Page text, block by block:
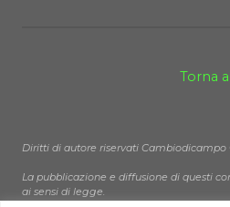
Torna a
Diritti di autore riservati Cambiodicampo
La pubblicazione e diffusione di questi
ai sensi di legge.